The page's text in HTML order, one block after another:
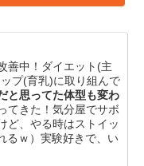
善中！ダイエット(主
プ(育乳)に取り組んで
と思ってた体型も変わ
てきた！気分屋でサボ
ど、やる時はストイッ
るｗ）実験好きで、い